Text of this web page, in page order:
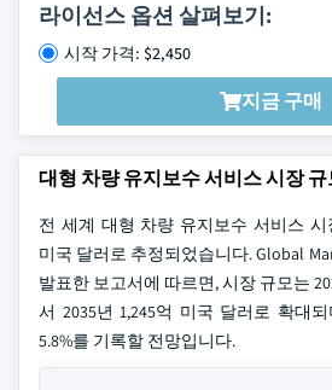
라이선스 옵션 살펴보기:
시작 가격: $2,450
지금 구매
대형 차량 유지보수 서비스 시장
전 세계 대형 차량 유지보수 서비스 시
미국 달러로 추정되었습니다. Global
발표한 보고서에 따르면, 시장 규모는
서 2035년 1,245억 미국 달러로 확대되
5.8%를 기록할 전망입니다.